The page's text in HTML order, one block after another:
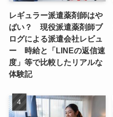
レギュラー派遣薬剤師はや
ばい？ 現役派遣薬剤師ブ
ログによる派遣会社レビュ
ー 時給と「LINEの返信速
度」等で比較したリアルな
体験記